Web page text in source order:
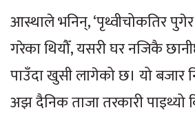
आस्थाले भनिन्, ‘पृथ्वीचोकतिर
गरेका थियौँ, यसरी घर नजिकै
पाउँदा खुसी लागेको छ। यो बजार
अझ दैनिक ताजा तरकारी पाइथ्यो